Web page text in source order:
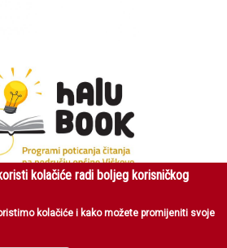
kolačiće radi boljeg korisničkog
kolačiće i kako možete promijeniti svoje